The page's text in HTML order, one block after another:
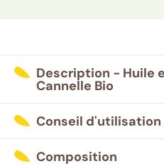
Description - Huile
Cannelle Bio
Conseil d'utilisation
Composition